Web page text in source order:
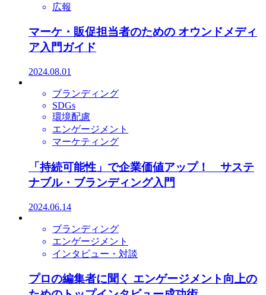
広報
マーケ・販促担当者のための オウンドメディ
ア入門ガイド
2024.08.01
ブランディング
SDGs
環境配慮
エンゲージメント
マーケティング
「持続可能性」で企業価値アップ！ サステ
ナブル・ブランディング入門
2024.06.14
ブランディング
エンゲージメント
インタビュー・対談
プロの編集者に聞く エンゲージメント向上の